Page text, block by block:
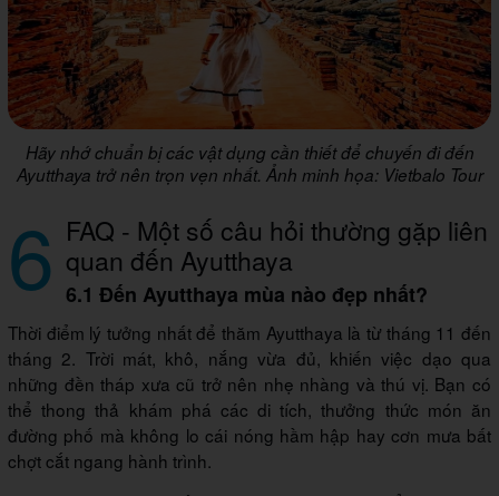
Hãy nhớ chuẩn bị các vật dụng cần thiết để chuyến đi đến
Ayutthaya trở nên trọn vẹn nhất. Ảnh minh họa: Vietbalo Tour
6 FAQ - Một số câu hỏi thường gặp liên
quan đến Ayutthaya
6.1 Đến Ayutthaya mùa nào đẹp nhất?
Thời điểm lý tưởng nhất để thăm Ayutthaya là từ tháng 11 đến
tháng 2. Trời mát, khô, nắng vừa đủ, khiến việc dạo qua
những đền tháp xưa cũ trở nên nhẹ nhàng và thú vị. Bạn có
thể thong thả khám phá các di tích, thưởng thức món ăn
đường phố mà không lo cái nóng hầm hập hay cơn mưa bất
chợt cắt ngang hành trình.